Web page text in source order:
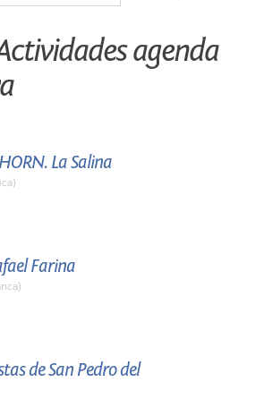
agenda
La Salina
Farina
de San Pedro del